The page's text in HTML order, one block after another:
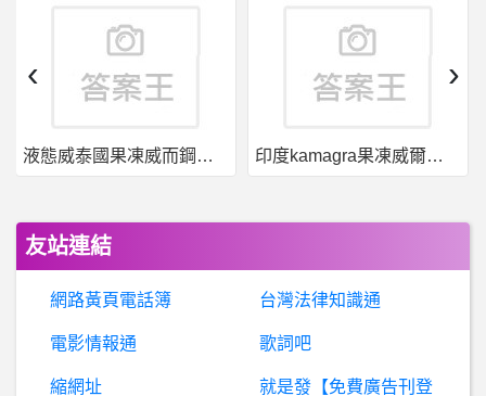
科技人- 轉職請益 offer 轉職請益 offer
房
屋交易- 非新購屋房貸 幾乎都只能20年？ 非新購屋房貸 幾乎都只能20年？
健
身- 極限體能王最適合的身材 極限體能王最適合的身材
液態威泰國果凍威而鋼哪裡買 印度kamagra果凍威爾剛用於治療男性勃起功能障礙
‹ ›
友站連結
網路黃頁電話簿 台灣法律知識通
電影情報通 歌詞吧
縮網址 就是發【免費廣告刊登